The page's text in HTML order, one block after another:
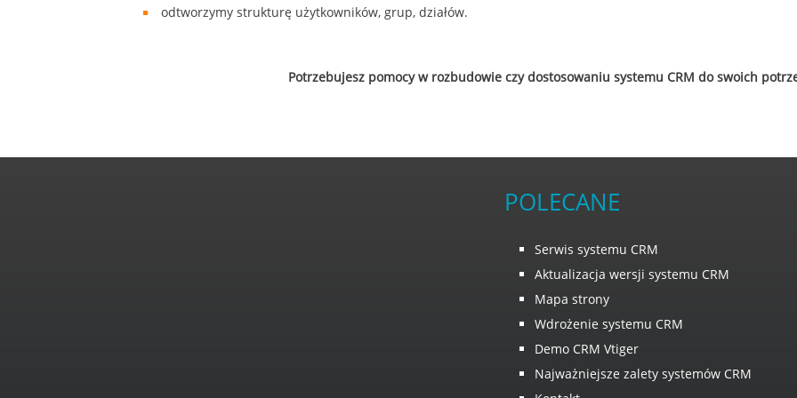
odtworzymy strukturę użytkowników, grup, działów.
Potrzebujesz pomocy w rozbudowie czy dostosowaniu systemu CRM do swoich
POLECANE
Serwis systemu CRM
Aktualizacja wersji systemu CRM
Mapa strony
Wdrożenie systemu CRM
Demo CRM Vtiger
Najważniejsze zalety systemów CRM